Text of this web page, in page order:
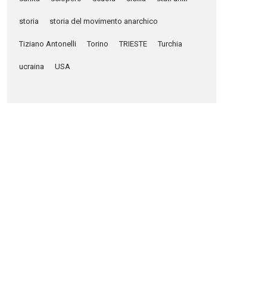
storia storia del movimento anarchico
Tiziano Antonelli Torino TRIESTE Turchia
ucraina USA